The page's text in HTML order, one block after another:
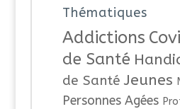
Thématiques
Addictions
de Santé
de Santé Jeunes
Personnes Agées